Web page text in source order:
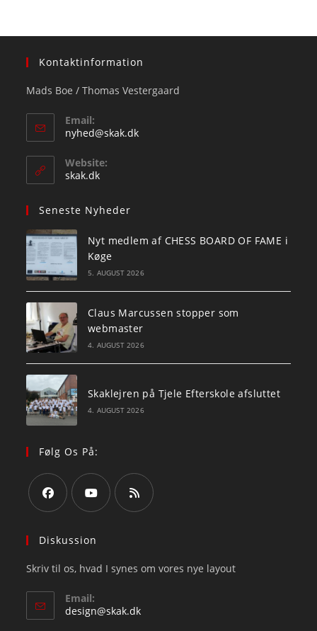
Kontaktinformation
Mads Boe / Thomas Vestergaard
Email:
nyhed@skak.dkOpens
Website:
skak.dk
Seneste Nyheder
Nyt medlem af CHESS BOARD OF FAME i
Køge
5. AUGUST 2026
Claus Marcussen stopper som
webmaster
4. AUGUST 2026
Skaklejren på Tjele Efterskole afsluttet
4. AUGUST 2026
Følg Os På:
in
new
tab
in
new
new
Diskussion
Skriv til os, hvad I synes om vores nye layout
Email:
design@skak.dkOpens